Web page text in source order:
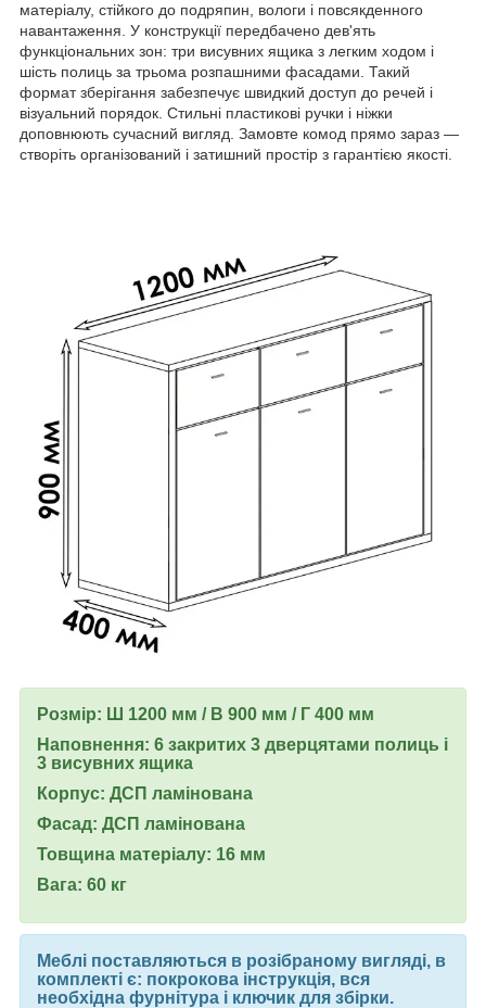
матеріалу, стійкого до подряпин, вологи і повсякденного
навантаження. У конструкції передбачено дев'ять
функціональних зон: три висувних ящика з легким ходом і
шість полиць за трьома розпашними фасадами. Такий
формат зберігання забезпечує швидкий доступ до речей і
візуальний порядок. Стильні пластикові ручки і ніжки
доповнюють сучасний вигляд. Замовте комод прямо зараз —
створіть організований і затишний простір з гарантією якості.
Розмір: Ш 1200 мм / В 900 мм / Г 400 мм
Наповнення: 6 закритих 3 дверцятами полиць і
3 висувних ящика
Корпус: ДСП ламінована
Фасад: ДСП ламінована
Товщина матеріалу: 16 мм
Вага: 60 кг
Меблі поставляються в розібраному вигляді, в
комплекті є: покрокова інструкція, вся
необхідна фурнітура і ключик для збірки.